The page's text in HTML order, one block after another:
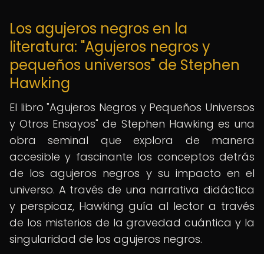
Los agujeros negros en la
literatura: "Agujeros negros y
pequeños universos" de Stephen
Hawking
El libro "Agujeros Negros y Pequeños Universos
y Otros Ensayos" de Stephen Hawking es una
obra seminal que explora de manera
accesible y fascinante los conceptos detrás
de los agujeros negros y su impacto en el
universo. A través de una narrativa didáctica
y perspicaz, Hawking guía al lector a través
de los misterios de la gravedad cuántica y la
singularidad de los agujeros negros.